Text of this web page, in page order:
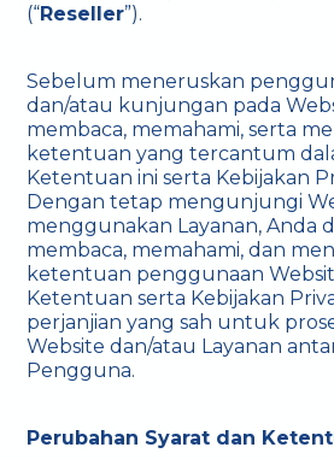
(“Reseller”).
Sebelum meneruskan
dan/atau kunjungan pada
membaca, memahami, serta
ketentuan yang tercantum
Ketentuan ini serta Kebijakan
Dengan tetap mengunjungi
menggunakan Layanan, Anda
membaca, memahami, dan
ketentuan penggunaan
Ketentuan serta Kebijakan
perjanjian yang sah untuk
Website dan/atau Layanan
Pengguna.
Perubahan Syarat dan